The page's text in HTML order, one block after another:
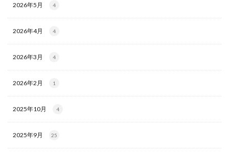
2026年5月 4
2026年4月 4
2026年3月 4
2026年2月 1
2025年10月 4
2025年9月 25